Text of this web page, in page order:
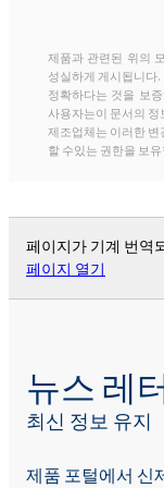
제품과 관련된 위의
성실하게 게시됩니다
정확하다는 것을 보
사용자는이 문서의
제조업체는 이러한 변
할 수있는 권한을 보
페이지가 기계 번역
페이지 열기
뉴스 레
최신 정보 유지
제품 포털에서 신